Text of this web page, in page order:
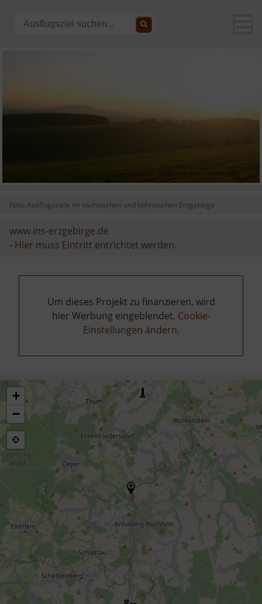
Foto: Ausflugsziele im sächsischen und böhmischen Erzgebirge
www.ins-erzgebirge.de
- Hier muss Eintritt entrichtet werden.
Um dieses Projekt zu finanzieren, wird
hier Werbung eingeblendet. Cookie-
Einstellungen ändern.
+
−